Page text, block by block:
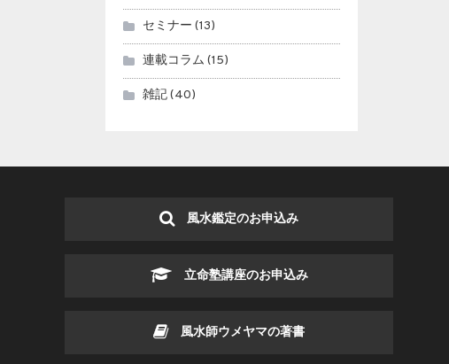
セミナー (13)
連載コラム (15)
雑記(40)
風水鑑定のお申込み
立命塾講座のお申込み
風水師ウメヤマの著書